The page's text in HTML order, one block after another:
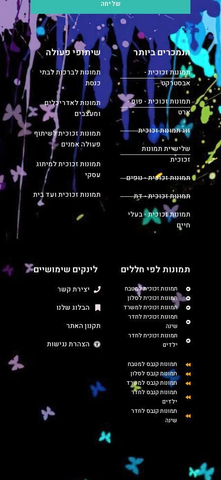
שליחה
הנמכרים ביותר
תמונות זכוכית -
אבסטרקט
תמונות זכוכית - פופ -
ארט
זוג תמונות זכוכית
שלישיית תמונות
זכוכית
תמונות זכוכית - נופים
תמונות זכוכית - דת
תמונות זכוכית - בעלי
חיים
שיתופי פעולה
תמונות לברכות לבתי
כנסת
תמונות לאדריכלים
ומעצבים
תמונות זכוכית לשיתוף
פעולה אמנים
תמונות זכוכית למיתוג
עסקי
תמונות זכוכית ועד בית
תמונות לפי חללים
תמונות זכוכית למטבח
תמונות זכוכית לסלון
תמונות זכוכית למשרד
תמונות זכוכית לחדר
שינה
תמונות זכוכית לחדר
ילדים
תמונות קנבס למטבח
תמונות קנבס לסלון
תמונות קנבס למשרד
תמונות קנבס לחדר
ילדים
תמונות קנבס לחדר
שינה
לינקים שימושיים
יצירת קשר
הבלוג שלנו
תקנון האתר
הצהרת נגישות